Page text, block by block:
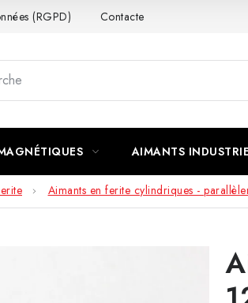
(RGPD) Contacte
AIMANTS
Aimants en ferite cylindriques -